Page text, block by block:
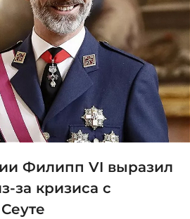
Филипп VI выразил
за кризиса с